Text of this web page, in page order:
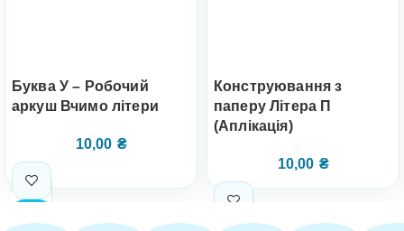
Буква У – Робочий
аркуш Вчимо літери
10,00 ₴
Конструювання з
паперу Літера П
(Аплікація)
10,00 ₴